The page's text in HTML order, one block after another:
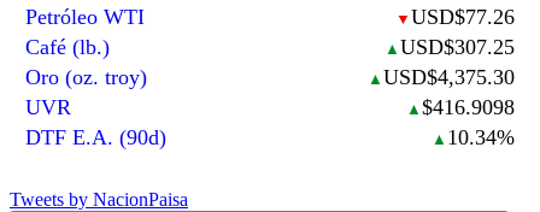
Petróleo WTI
▼ USD$77.26
Café (lb.)
▲ USD$307.25
Oro (oz. troy)
▲ USD$4,375.30
UVR
▲ $416.9098
DTF E.A. (90d)
▲ 10.34%
Tweets by NacionPaisa